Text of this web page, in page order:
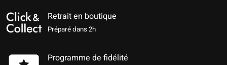
Retrait en boutique
Préparé dans 2h
Programme de fidélité